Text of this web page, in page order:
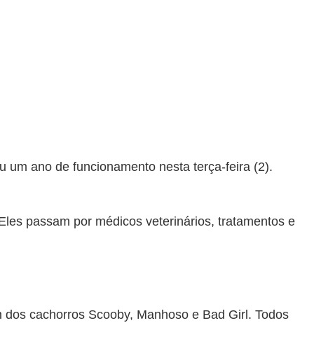
um ano de funcionamento nesta terça-feira (2).
passam por médicos veterinários, tratamentos e
cachorros Scooby, Manhoso e Bad Girl. Todos